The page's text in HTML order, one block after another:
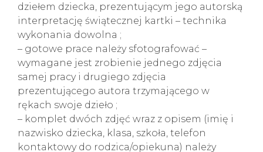
dziełem dziecka, prezentującym jego autorską
interpretację świątecznej kartki – technika
wykonania dowolna ;
– gotowe prace należy sfotografować –
wymagane jest zrobienie jednego zdjęcia
samej pracy i drugiego zdjęcia
prezentującego autora trzymającego w
rękach swoje dzieło ;
– komplet dwóch zdjęć wraz z opisem (imię i
nazwisko dziecka, klasa, szkoła, telefon
kontaktowy do rodzica/opiekuna) należy